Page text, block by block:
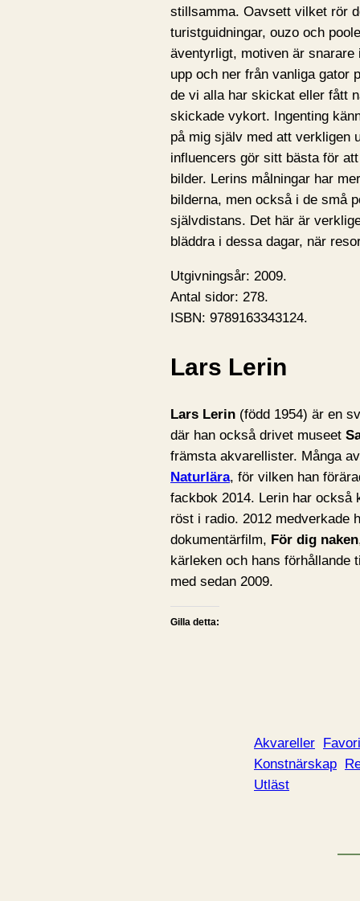
stillsamma. Oavsett vilket rör
turistguidningar, ouzo och
äventyrligt, motiven är snarare
upp och ner från vanliga gator
de vi alla har skickat eller fått
skickade vykort. Ingenting
på mig själv med att verkligen
influencers gör sitt bästa för
bilder. Lerins målningar har
bilderna, men också i de små
självdistans. Det här är
bläddra i dessa dagar, när
Utgivningsår: 2009.
Antal sidor: 278.
ISBN: 9789163343124.
Lars Lerin
Lars Lerin (född 1954) är en
där han också drivet museet
främsta akvarellister. Många
Naturlära, för vilken han
fackbok 2014. Lerin har också
röst i radio. 2012 medverkade
dokumentärfilm, För dig naken
kärleken och hans förhållande
med sedan 2009.
Gilla detta:
Akvareller
Konstnärskap
Utläst